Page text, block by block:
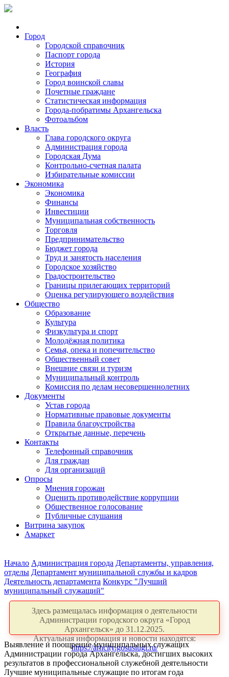
Город
Городской справочник
Паспорт города
История
География
Город воинской славы
Почетные граждане
Статистическая информация
Города-побратимы Архангельска
Фотоальбом
Власть
Глава городского округа
Администрация города
Городская Дума
Контрольно-счетная палата
Избирательные комиссии
Экономика
Экономика
Финансы
Инвестиции
Муниципальная собственность
Торговля
Предпринимательство
Бюджет города
Труд и занятость населения
Городское хозяйство
Градостроительство
Границы прилегающих территорий
Оценка регулирующего воздействия
Общество
Образование
Культура
Физкультура и спорт
Молодёжная политика
Семья, опека и попечительство
Общественный совет
Внешние связи и туризм
Муниципальный контроль
Комиссия по делам несовершеннолетних
Документы
Устав города
Нормативные правовые документы
Правила благоустройства
Открытые данные, перечень
Контакты
Телефонный справочник
Для граждан
Для организаций
Опросы
Мнения горожан
Оценить противодействие коррупции
Общественное голосование
Публичные слушания
Витрина закупок
Амаркет
Начало Администрация города Департаменты, управления,
отделы Департамент муниципальной службы и кадров
Деятельность департамента Конкурс "Лучший
муниципальный служащий"
Здесь размещалась информация о деятельности
Администрации городского округа «Город
Архангельск» до 31.12.2025.
Актуальная информация и новости находятся:
https://arhcity.gosuslugi.ru/
Выявление и поощрение муниципальных служащих
Администрации города Архангельска, достигших высоких
результатов в профессиональной служебной деятельности
Лучшие муниципальные служащие по итогам года